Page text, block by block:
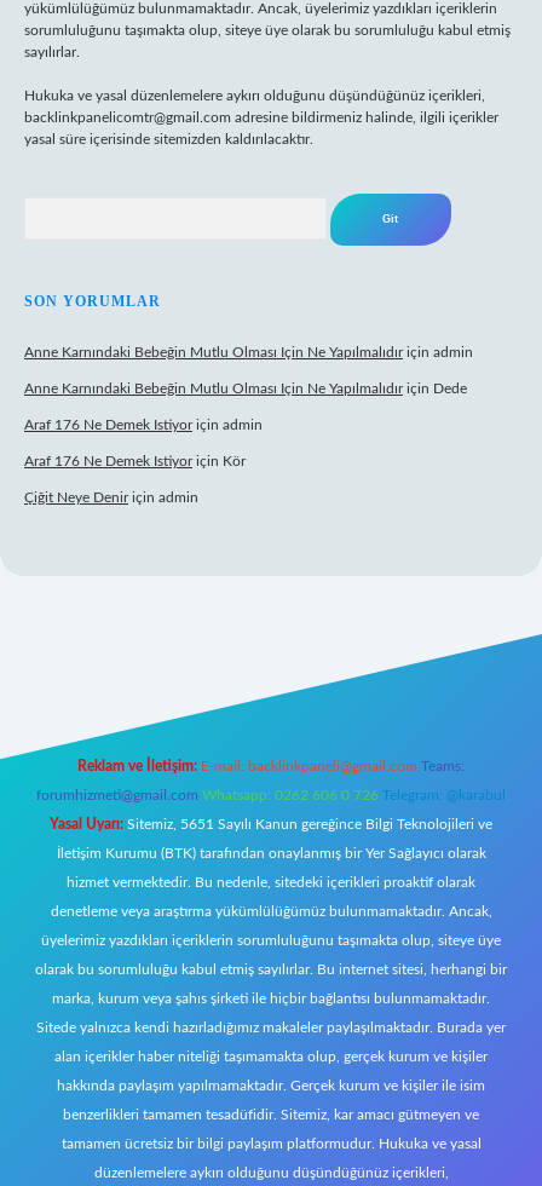
yükümlülüğümüz bulunmamaktadır. Ancak, üyelerimiz yazdıkları içeriklerin
sorumluluğunu taşımakta olup, siteye üye olarak bu sorumluluğu kabul etmiş
sayılırlar.
Hukuka ve yasal düzenlemelere aykırı olduğunu düşündüğünüz içerikleri,
backlinkpanelicomtr@gmail.com adresine bildirmeniz halinde, ilgili içerikler
yasal süre içerisinde sitemizden kaldırılacaktır.
SON YORUMLAR
Anne Karnındaki Bebeğin Mutlu Olması Için Ne Yapılmalıdıriçin admin
Anne Karnındaki Bebeğin Mutlu Olması Için Ne Yapılmalıdıriçin Dede
Araf 176 Ne Demek Istiyoriçin admin
Araf 176 Ne Demek Istiyoriçin Kör
Çiğit Neye Deniriçin admin
Reklam ve İletişim: E-mail: backlinkpaneli@gmail.com Teams:
forumhizmeti@gmail.com Whatsapp: 0262 606 0 726 Telegram: @karabul
Yasal Uyarı: Sitemiz, 5651 Sayılı Kanun gereğince Bilgi Teknolojileri ve
İletişim Kurumu (BTK) tarafından onaylanmış bir Yer Sağlayıcı olarak
hizmet vermektedir. Bu nedenle, sitedeki içerikleri proaktif olarak
denetleme veya araştırma yükümlülüğümüz bulunmamaktadır. Ancak,
üyelerimiz yazdıkları içeriklerin sorumluluğunu taşımakta olup, siteye üye
olarak bu sorumluluğu kabul etmiş sayılırlar. Bu internet sitesi, herhangi bir
marka, kurum veya şahıs şirketi ile hiçbir bağlantısı bulunmamaktadır.
Sitede yalnızca kendi hazırladığımız makaleler paylaşılmaktadır. Burada yer
alan içerikler haber niteliği taşımamakta olup, gerçek kurum ve kişiler
hakkında paylaşım yapılmamaktadır. Gerçek kurum ve kişiler ile isim
benzerlikleri tamamen tesadüfidir. Sitemiz, kar amacı gütmeyen ve
tamamen ücretsiz bir bilgi paylaşım platformudur. Hukuka ve yasal
düzenlemelere aykırı olduğunu düşündüğünüz içerikleri,